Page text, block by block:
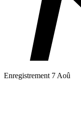
Enregistrement 7 Aoû